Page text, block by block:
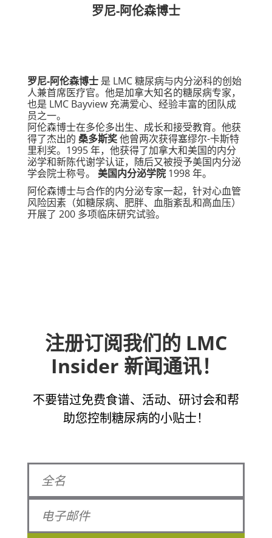
罗尼-阿伦森博士
罗尼-阿伦森博士是 LMC 糖尿病与内分泌科的创始
人兼首席医疗官。他是加拿大知名的糖尿病专家，
也是 LMC Bayview 充满爱心、经验丰富的团队成
员之一。
阿伦森博士在多伦多出生、成长和接受教育。他获
得了杰出的 桑多斯奖他曾两次获得塞缪尔-卡斯特
里利奖。1995 年，他获得了加拿大和美国的内分
泌学和新陈代谢学认证，随后又被授予美国内分泌
学会院士称号。 美国内分泌学院1998 年。
阿伦森博士与合作的内分泌专家一起，针对心血管
风险因素（如糖尿病、肥胖、血脂紊乱和高血压）
开展了 200 多项临床研究试验。
注册订阅我们的 LMC
Insider 新闻通讯！
不要错过免费食谱、活动、研讨会和帮
助您控制糖尿病的小贴士！